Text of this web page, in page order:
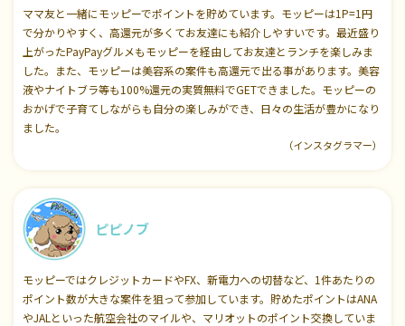
ママ友と一緒にモッピーでポイントを貯めています。モッピーは1P=1円
で分かりやすく、高還元が多くてお友達にも紹介しやすいです。最近盛り
上がったPayPayグルメもモッピーを経由してお友達とランチを楽しみま
した。また、モッピーは美容系の案件も高還元で出る事があります。美容
液やナイトブラ等も100%還元の実質無料でGETできました。モッピーの
おかげで子育てしながらも自分の楽しみができ、日々の生活が豊かになり
ました。
（インスタグラマー）
ピピノブ
モッピーではクレジットカードやFX、新電力への切替など、1件あたりの
ポイント数が大きな案件を狙って参加しています。貯めたポイントはANA
やJALといった航空会社のマイルや、マリオットのポイント交換していま